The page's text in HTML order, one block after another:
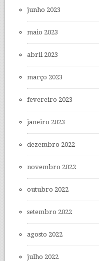
junho 2023
maio 2023
abril 2023
março 2023
fevereiro 2023
janeiro 2023
dezembro 2022
novembro 2022
outubro 2022
setembro 2022
agosto 2022
julho 2022